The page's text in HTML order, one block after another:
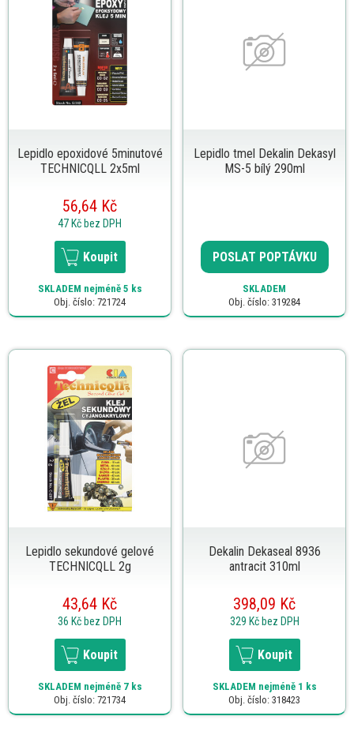
Lepidlo epoxidové 5minutové
TECHNICQLL 2x5ml
56,64 Kč
47 Kč bez DPH
Koupit
SKLADEM nejméně 5 ks
Obj. číslo: 721724
Lepidlo tmel Dekalin Dekasyl
MS-5 bílý 290ml
POSLAT POPTÁVKU
SKLADEM
Obj. číslo: 319284
Lepidlo sekundové gelové
TECHNICQLL 2g
43,64 Kč
36 Kč bez DPH
Koupit
SKLADEM nejméně 7 ks
Obj. číslo: 721734
Dekalin Dekaseal 8936
antracit 310ml
398,09 Kč
329 Kč bez DPH
Koupit
SKLADEM nejméně 1 ks
Obj. číslo: 318423